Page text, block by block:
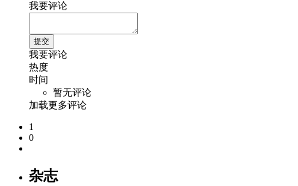
我要评论
我要评论
热度
时间
暂无评论
加载更多评论
1
0
杂志